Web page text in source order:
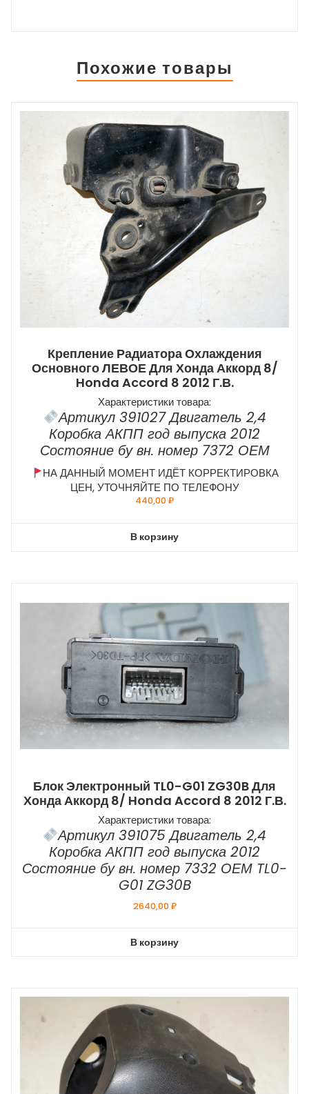
Похожие товары
Крепление Радиатора Охлаждения
Основного ЛЕВОЕ Для Хонда Аккорд 8/
Honda Accord 8 2012 Г.в.
Характеристики товара:
Артикул 391027 Двигатель 2,4
Коробка АКПП год выпуска 2012
Состояние бу вн. номер 7372 ОЕМ
НА ДАННЫЙ МОМЕНТ ИДЁТ КОРРЕКТИРОВКА
ЦЕН, УТОЧНЯЙТЕ ПО ТЕЛЕФОНУ
440,00₽
В корзину
Блок Электронный TL0-G01 ZG30B Для
Хонда Аккорд 8/ Honda Accord 8 2012 Г.в.
Характеристики товара:
Артикул 391075 Двигатель 2,4
Коробка АКПП год выпуска 2012
Состояние бу вн. номер 7332 ОЕМ TL0-
G01 ZG30B
2640,00₽
В корзину